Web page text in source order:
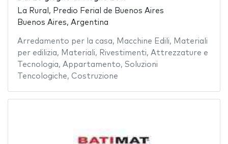
La Rural, Predio Ferial de Buenos Aires
Buenos Aires, Argentina
Arredamento per la casa, Macchine Edili, Materiali
per edilizia, Materiali, Rivestimenti, Attrezzature e
Tecnologia, Appartamento, Soluzioni
Tencologiche, Costruzione